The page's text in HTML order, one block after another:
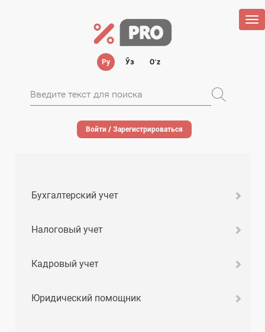
Ру Ўз Oʻz
Войти / Зарегистрироваться
Бухгалтерский учет
Налоговый учет
Кадровый учет
Юридический помощник